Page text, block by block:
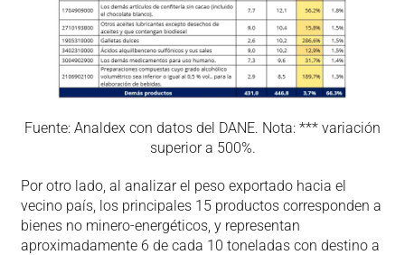
Fuente: Analdex con datos del DANE. Nota: *** variación
superior a 500%.
Por otro lado, al analizar el peso exportado hacia el
vecino país, los principales 15 productos corresponden a
bienes no minero-energéticos, y representan
aproximadamente 6 de cada 10 toneladas con destino a